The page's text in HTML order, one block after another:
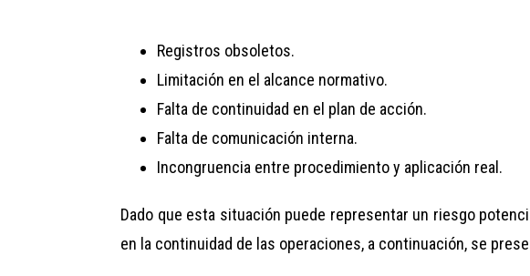
Registros obsoletos.
Limitación en el alcance normativo.
Falta de continuidad en el plan de acción.
Falta de comunicación interna.
Incongruencia entre procedimiento y aplicación real.
Dado que esta situación puede representar un riesgo
en la continuidad de las operaciones, a continuación, se